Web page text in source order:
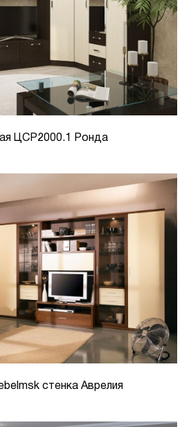
ЦСР2000.1 Ронда
стенка Аврелия